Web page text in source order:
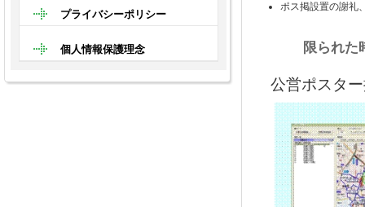
ポス掲設置の謝礼
限られた
公営ポスタ
プライバシーポリシー
個人情報保護理念